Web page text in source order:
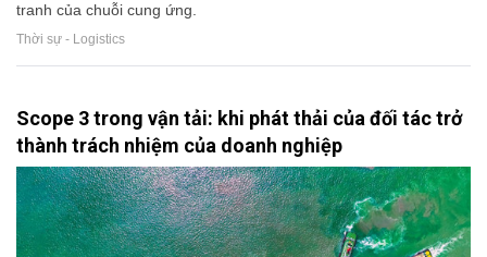
tranh của chuỗi cung ứng.
Thời sự - Logistics
Scope 3 trong vận tải: khi phát thải của đối tác trở
thành trách nhiệm của doanh nghiệp